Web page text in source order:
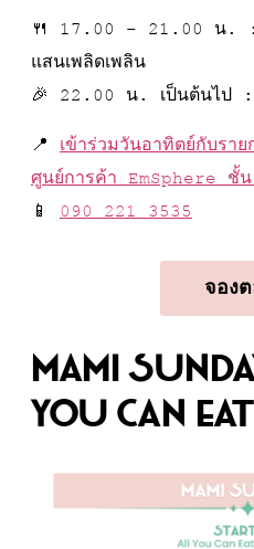
🍴 17.00 – 21.00 น. :
แสนเพลิดเพลิน
🎉 22.00 น. เป็นต้นไป
📍 เข้าร่วมวันอาทิตย์กับรา
ศูนย์การค้า EmSphere ชั้
📱 090 221 3535
จอง
Mami
you can eat